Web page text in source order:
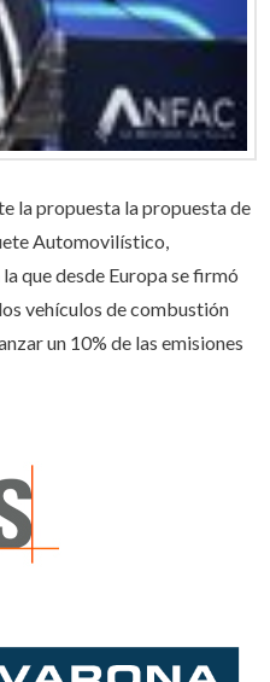
la propuesta la propuesta de
Automovilístico,
que desde Europa se firmó
vehículos de combustión
un 10% de las emisiones